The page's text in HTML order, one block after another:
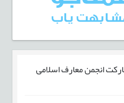
انجمن معارف اسلامی